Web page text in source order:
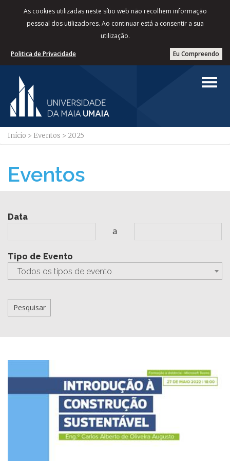
As cookies utilizadas neste sítio web não recolhem informação
pessoal dos utilizadores. Ao continuar está a consentir a sua
utilização.
Eu Compreendo
Politica de Privacidade
Início > Eventos > 2025
Eventos
Data
a
Tipo de Evento
Todos os tipos de evento